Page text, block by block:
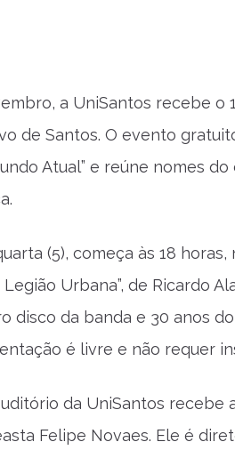
a UniSantos recebe o
de Santos. O evento
Atual” e reúne nomes
(5), começa às 18
Legião Urbana”, de Ricardo
disco da banda e 30 anos
é livre e não requer
da UniSantos
Felipe Novaes. Ele é